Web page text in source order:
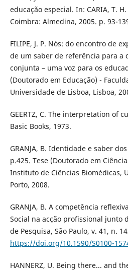
educação especial. In: CARIA, T.
Coimbra: Almedina, 2005. p. 93-
FILIPE, J. P. Nós: do encontro de
de um saber de referência para a
conjunta – uma voz para os
(Doutorado em Educação) -
Universidade de Lisboa, Lisboa,
GEERTZ, C. The interpretation of
Basic Books, 1973.
GRANJA, B. Identidade e saber
p.425. Tese (Doutorado em
Instituto de Ciências Biomédicas,
Porto, 2008.
GRANJA, B. A competência
Social na acção profissional junto
de Pesquisa, São Paulo, v. 41, n.
https://doi.org/10.1590/S0100-
HANNERZ, U. Being there... and